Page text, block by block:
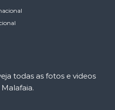
todas as fotos e videos